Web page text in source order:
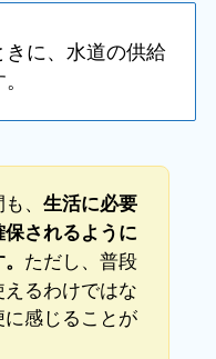
に、水道の供給
、 生活に必要
されるように
ただし、普段
るわけではな
感じることが